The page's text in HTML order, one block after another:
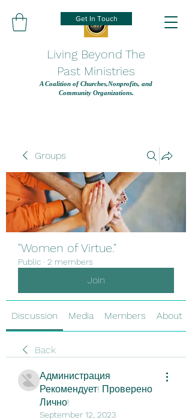
Living Beyond The
Past Ministries
A Coalition of Churches,Nonprofits, and
Community Organizations.
Get In Touch
Groups
"Women of Virtue."
Public · 2 members
Join
Discussion Media Members About
Back
Администрация
Рекомендует! Проверено
Лично!
September 12, 2023